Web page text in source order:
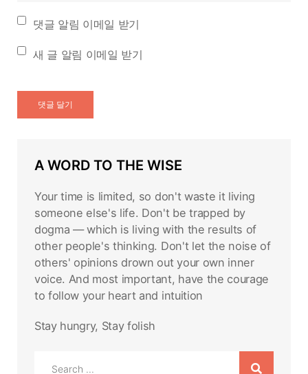
댓글 알림 이메일 받기
새 글 알림 이메일 받기
A WORD TO THE WISE
Your time is limited, so don't waste it living
someone else's life. Don't be trapped by
dogma — which is living with the results of
other people's thinking. Don't let the noise of
others' opinions drown out your own inner
voice. And most important, have the courage
to follow your heart and intuition
Stay hungry, Stay folish